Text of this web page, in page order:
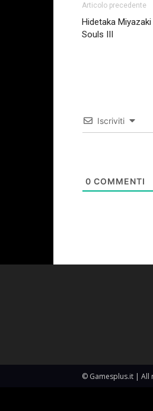
Articolo precedente
Hidetaka
Souls III
Iscriviti
0 COMMENTI
© Gamesplus.it | All